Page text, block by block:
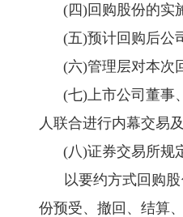
(四)回购股份的实
(五)预计回购后公
(六)管理层对本次
(七)上市公司董事、
人联合进行内幕交易
(八)证券交易所规定
以要约方式回购股
份预受、撤回、结算